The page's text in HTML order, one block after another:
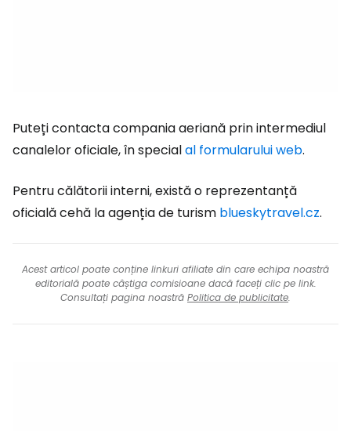
Puteți contacta compania aeriană prin intermediul
canalelor oficiale, în specialal formularului web.
Pentru călătorii interni, există o reprezentanță
oficială cehă la agenția de turism blueskytravel.cz.
Acest articol poate conține linkuri afiliate din care echipa noastră
editorială poate câștiga comisioane dacă faceți clic pe link.
Consultați pagina noastră Politica de publicitate.